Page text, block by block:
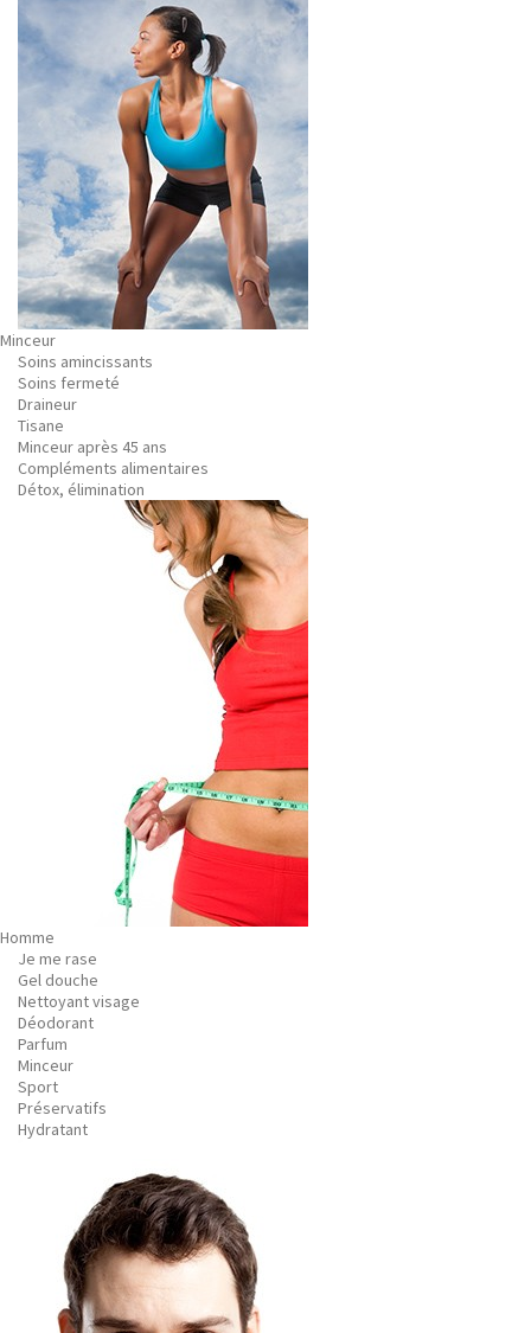
Minceur
Soins amincissants
Soins fermeté
Draineur
Tisane
Minceur après 45 ans
Compléments alimentaires
Détox, élimination
Homme
Je me rase
Gel douche
Nettoyant visage
Déodorant
Parfum
Minceur
Sport
Préservatifs
Hydratant